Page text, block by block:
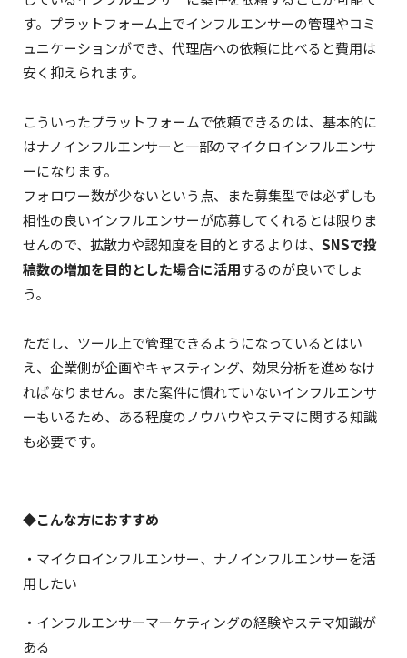
はじめてのインフルエンサーマーケティング 実施までの
タスクリスト
す。プラットフォーム上でインフルエンサーの管理やコミ
ュニケーションができ、代理店への依頼に比べると費用は
安く抑えられます。
こういったプラットフォームで依頼できるのは、基本的に
はナノインフルエンサーと一部のマイクロインフルエンサ
ーになります。
フォロワー数が少ないという点、また募集型では必ずしも
相性の良いインフルエンサーが応募してくれるとは限りま
せんので、拡散力や認知度を目的とするよりは、 SNSで投
稿数の増加を目的とした場合に活用するのが良いでしょ
う。
ただし、ツール上で管理できるようになっているとはい
え、企業側が企画やキャスティング、効果分析を進めなけ
ればなりません。また案件に慣れていないインフルエンサ
ーもいるため、ある程度のノウハウやステマに関する知識
も必要です。
◆こんな方におすすめ
・マイクロインフルエンサー、ナノインフルエンサーを活
用したい
・インフルエンサーマーケティングの経験やステマ知識が
ある